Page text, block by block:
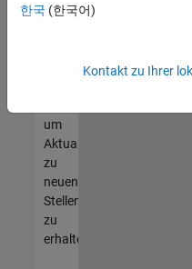
werden
unseres
um
Aktualisierungen
zu
neuen
Stellenangeboten
zu
erhalten.
한국 (한국어)
Kontakt zu Ihrer